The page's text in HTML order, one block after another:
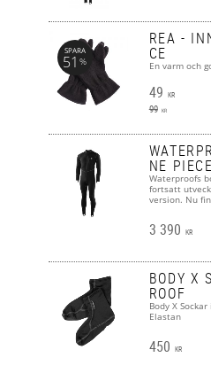
REA -
CE
En varm och
49 KR
99 KR
SPARA
51 %
NE PIECE
Waterproofs
fortsatt
version. Nu
3 390 KR
BODY X
ROOF
Body X
Elastan
450 KR